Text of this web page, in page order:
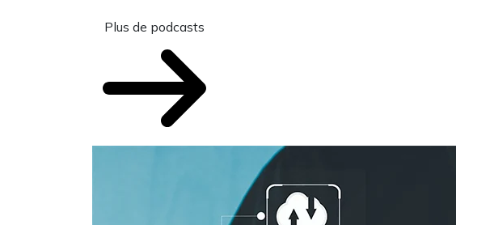
Plus de podcasts